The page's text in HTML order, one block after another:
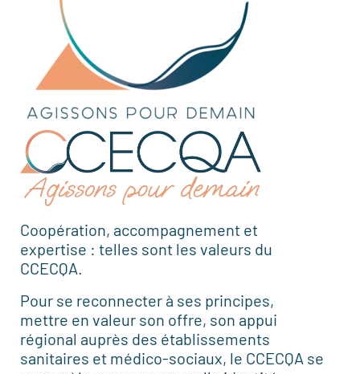
Coopération, accompagnement et
expertise : telles sont les valeurs du
CCECQA.
Pour se reconnecter à ses principes,
mettre en valeur son offre, son appui
régional auprès des établissements
sanitaires et médico-sociaux, le CCECQA se